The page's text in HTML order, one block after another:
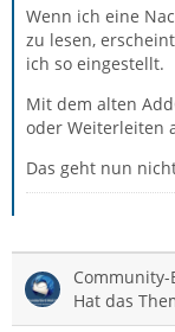
Wenn ich eine
zu lesen,
ich so eingestellt.
Mit dem alten
oder Weiterleiten
Das geht nun
Community-
Hat das